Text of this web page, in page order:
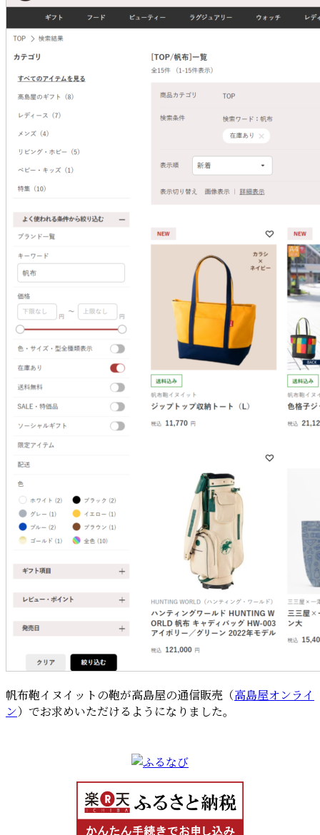
帆布鞄イヌイットの鞄が高島屋の通信販売（高島屋オンライ
ン）でお求めいただけるようになりました。